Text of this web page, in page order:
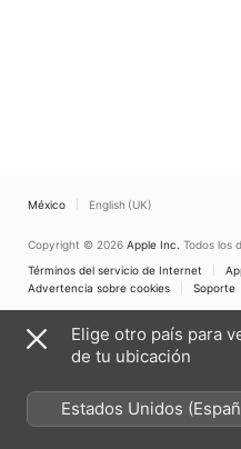
México English (UK)
Copyright © 2026 Apple Inc. Todos los
Términos del servicio de Internet
Advertencia sobre cookies
Soporte
Elige otro país para
de tu ubicación
Estados Unidos
México)